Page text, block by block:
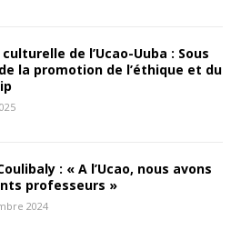
de l’Ucao-Uuba : Sous
la promotion de l’éthique et du
: « A l’Ucao, nous avons
professeurs »
2024